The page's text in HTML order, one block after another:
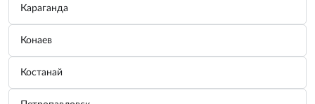
Караганда
Конаев
Костанай
DODGE
только номер телефона
Зарегистрироваться